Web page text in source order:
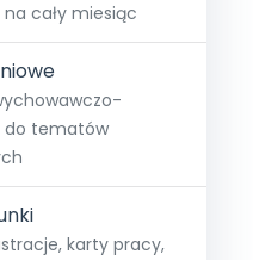
cały miesiąc
do tematów
karty pracy,